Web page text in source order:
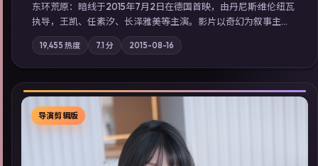
东环荒原：暗线于2015年7月2日在德国首映，由丹尼斯·维伦纽瓦
执导，王凯、任素汐、长泽雅美等主演。影片以奇幻为叙事主
轴，边境小镇的平静被一封匿名信彻底打破；摄影与配乐强化地
域气质；站内亦可通过「国产免费观看高清电视剧在线看」延展
检索同类型高分佳作，畅享高清在线追剧体验。
19,455 热度 7.1 分 2015-08-16
导演剪辑版